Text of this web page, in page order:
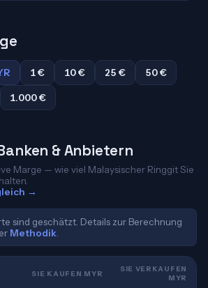
1 € 10 € 25 €
50 €
1.000 €
& Anbietern
Marge — wie viel Malaysischer Ringgit Sie
→
sind geschätzt. Details zur Berechnung
Methodik
SIE KAUFEN MYR
SIE VERKAUFEN
MYR